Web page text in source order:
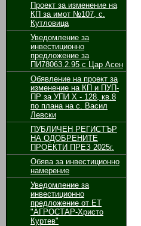
Проект за изменение на
КП за имот №107, с.
Кутловица
Уведомление за
инвестиционно
предложение за
ПИ78063.2.95 с Цар Асен
Обявление на проект за
изменение на КП и ПУП-
ПР за УПИ Х - 128, кв.8
по плана на с. Васил
Левски
ПУБЛИЧЕН РЕГИСТЪР
НА ОДОБРЕНИТЕ
ПРОЕКТИ ПРЕЗ 2025г.
Обява за инвестиционно
намерение
Уведомление за
инвестиционно
предложение от ЕТ
"АГРОСТАР-Христо
Куртев"